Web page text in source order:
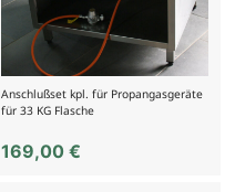
Anschlußset kpl. für Propangasgeräte
für 33 KG Flasche
169,00€